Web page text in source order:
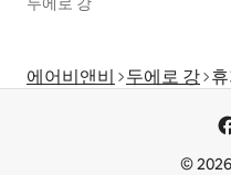
에어비앤비 두에로 강
©